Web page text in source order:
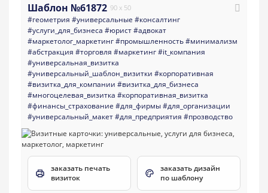
Шаблон №61872 90 x 50
#геометрия #универсальные #консалтинг
#услуги_для_бизнеса #юрист#адвокат
#маркетолог_маркетинг#промышленность#минимализм
#абстракция #торговля #маркетинг#it_компания
#универсальная_визитка
#универсальный_шаблон_визитки #корпоративная
#визитка_для_компании #визитка_для_бизнеса
#многоцелевая_визитка #корпоративная_визитка
#финансы_страхование #для_фирмы#для_организации
#универсальный_макет#для_предприятия #прозводство
заказать печать
визиток
заказать дизайн
по шаблону